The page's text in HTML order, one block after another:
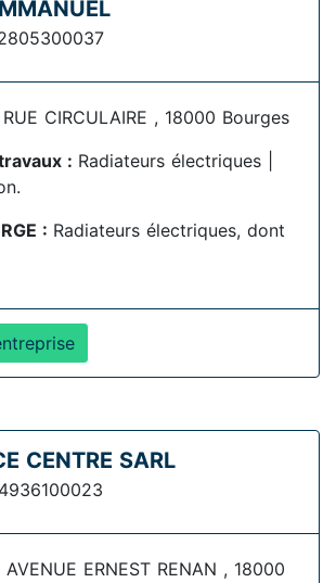
RUE CIRCULAIRE , 18000 Bourges
: Radiateurs électriques |
: Radiateurs électriques, dont
CENTRE SARL
AVENUE ERNEST RENAN , 18000